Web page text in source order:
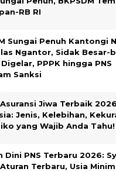
RB RI
Sungai Penuh Kantongi
Ngantor, Sidak Besar-
PPPK hingga PNS
Sanksi
Jiwa Terbaik
Jenis, Kelebihan,
yang Wajib Anda Tahu!
Dini PNS Terbaru 2026:
Terbaru, Usia